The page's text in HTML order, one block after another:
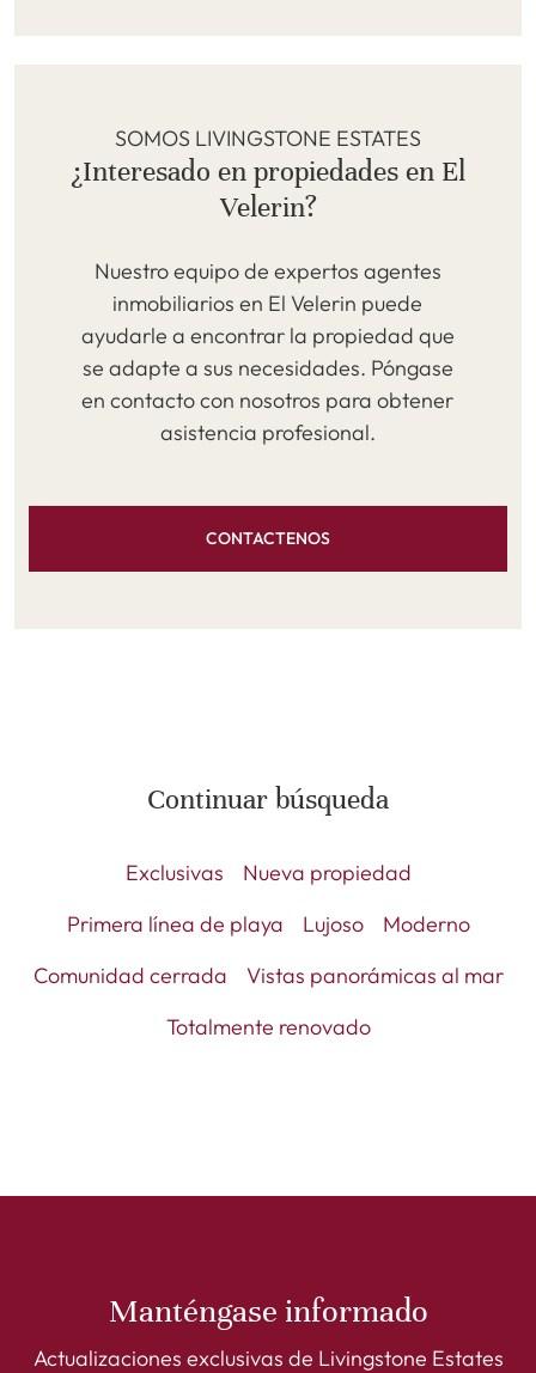
SOMOS LIVINGSTONE ESTATES
¿Interesado en propiedades en El
Velerin?
Nuestro equipo de expertos agentes
inmobiliarios en El Velerin puede
ayudarle a encontrar la propiedad que
se adapte a sus necesidades. Póngase
en contacto con nosotros para obtener
asistencia profesional.
CONTACTENOS
Continuar búsqueda
Exclusivas
Nueva propiedad
Primera línea de playa
Lujoso
Moderno
Comunidad cerrada
Vistas panorámicas al mar
Totalmente renovado
Manténgase informado
Actualizaciones exclusivas de Livingstone Estates